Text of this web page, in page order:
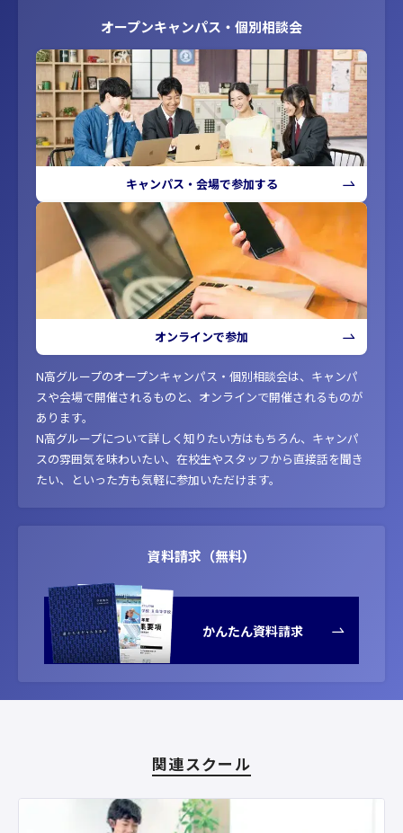
オープンキャンパス・個別相談会
キャンパス・会場で参加する
オンラインで参加
N高グループのオープンキャンパス・個別相談会は、キャンパ
スや会場で開催されるものと、オンラインで開催されるものが
あります。
N高グループについて詳しく知りたい方はもちろん、キャンパ
スの雰囲気を味わいたい、在校生やスタッフから直接話を聞き
たい、といった方も気軽に参加いただけます。
資料請求（無料）
かんたん資料請求
関連スクール